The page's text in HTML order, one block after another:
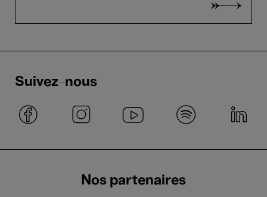
Suivez-nous
Nos partenaires